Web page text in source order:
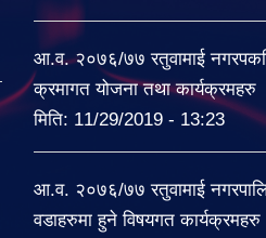
आ.व. २०७६/७७ रतुवामाई
क्रमागत योजना तथा कार्यक्रमहरु
मिति: 11/29/2019 - 13:23
आ.व. २०७६/७७ रतुवामाई
वडाहरुमा हुने विषयगत कार्यक्रमहरु